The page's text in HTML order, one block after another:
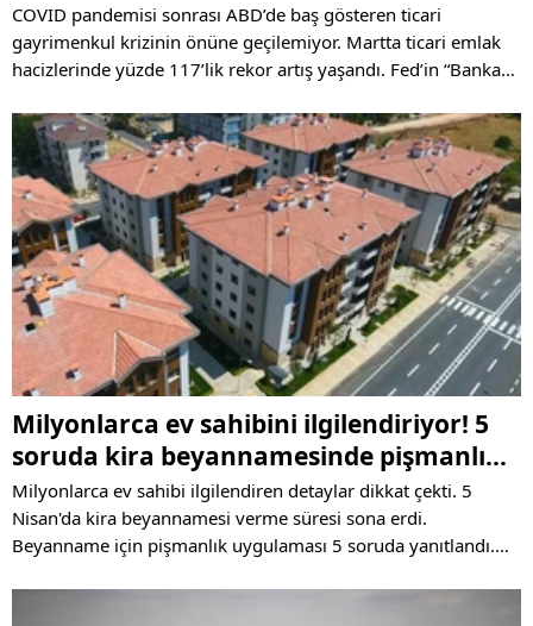
COVID pandemisi sonrası ABD’de baş gösteren ticari
gayrimenkul krizinin önüne geçilemiyor. Martta ticari emlak
hacizlerinde yüzde 117’lik rekor artış yaşandı. Fed’in “Banka
piyasalarda “2008 krizinin benzeri yaşanır mı?” korkusu
hortladı.
Milyonlarca ev sahibini ilgilendiriyor! 5
soruda kira beyannamesinde pişmanlık
uygulaması
Milyonlarca ev sahibi ilgilendiren detaylar dikkat çekti. 5
Nisan'da kira beyannamesi verme süresi sona erdi.
Beyanname için pişmanlık uygulaması 5 soruda yanıtlandı.